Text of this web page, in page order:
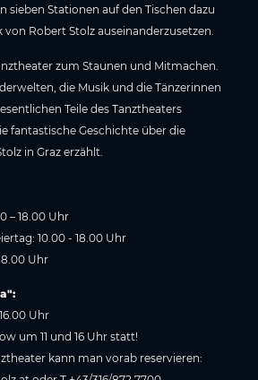
sieben Stationen auf den Tischen dazu
von Robert Stolz auseinanderzusetzen.
zum Staunen und Mitmachen.
die Musik und die Tänzerinnen
Teile des Tanztheaters
fantastische Geschichte über die
in Graz erzählt.
– 18.00 Uhr
10.00 - 18.00 Uhr
Uhr
Uhr
um 11 und 16 Uhr statt!
kann man vorab reservieren: